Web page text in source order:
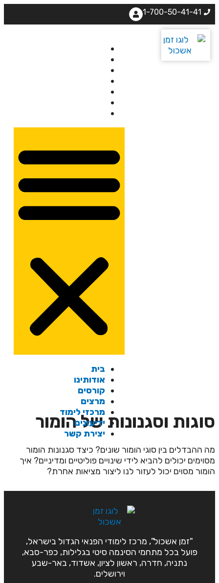
1-700-50-41-41
בית
אודותינו
קורסים
מרצים
מרכזי לימוד
ידיעונים
יצירת קשר
בית
אודותינו
קורסים
מרצים
מרכזי לימוד
ידיעונים
יצירת קשר
וסגנונות של הומור
ההבדלים בין סוגי הומור שונים? כיצד סגנונות הומור
יכולים להביא לידי שינויים פוליטיים ומדיניים? איך
מסוים יכול לעזור לנו ליצור מציאות אחרת?
"זמן אשכול", מרכז לימודי הפנאי הגדול בישראל,
פועל בכל מתחמי הסינמה סיטי בגלילות, כפר-סבא,
נתניה, חדרה, ראשון לציון, אשדוד, באר-שבע
וירושלים.